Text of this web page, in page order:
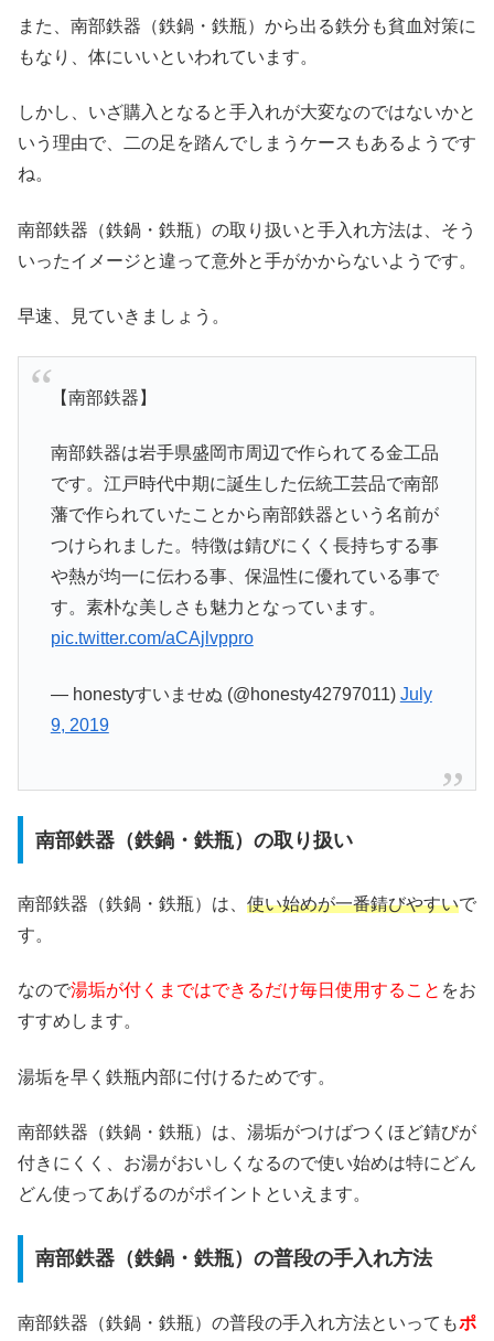
また、南部鉄器（鉄鍋・鉄瓶）から出る鉄分も貧血対策に
もなり、体にいいといわれています。
しかし、いざ購入となると手入れが大変なのではないかと
いう理由で、二の足を踏んでしまうケースもあるようです
ね。
南部鉄器（鉄鍋・鉄瓶）の取り扱いと手入れ方法は、そう
いったイメージと違って意外と手がかからないようです。
早速、見ていきましょう。
【南部鉄器】
南部鉄器は岩手県盛岡市周辺で作られてる金工品
です。江戸時代中期に誕生した伝統工芸品で南部
藩で作られていたことから南部鉄器という名前が
つけられました。特徴は錆びにくく長持ちする事
や熱が均一に伝わる事、保温性に優れている事で
す。素朴な美しさも魅力となっています。
pic.twitter.com/aCAjlvppro
— honestyすいませぬ (@honesty42797011) July
9, 2019
南部鉄器（鉄鍋・鉄瓶）の取り扱い
南部鉄器（鉄鍋・鉄瓶）は、 使い始めが一番錆びやすいで
す。
なので湯垢が付くまではできるだけ毎日使用すること をお
すすめします。
湯垢を早く鉄瓶内部に付けるためです。
南部鉄器（鉄鍋・鉄瓶）は、湯垢がつけばつくほど錆びが
付きにくく、お湯がおいしくなるので使い始めは特にどん
どん使ってあげるのがポイントといえます。
南部鉄器（鉄鍋・鉄瓶）の普段の手入れ方法
南部鉄器（鉄鍋・鉄瓶）の普段の手入れ方法といってもポ